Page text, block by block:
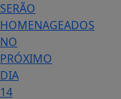
SERÃO
HOMENAGEADOS
NO
PRÓXIMO
DIA
14